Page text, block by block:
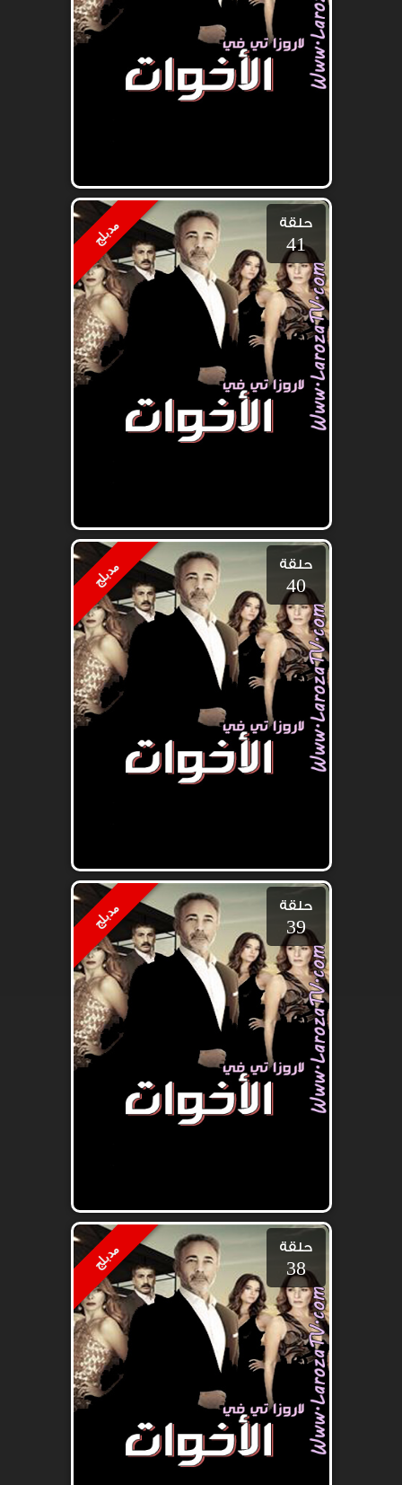
مدبلج حلقة
41
مدبلج حلقة
40
مدبلج حلقة
39
مدبلج حلقة
38